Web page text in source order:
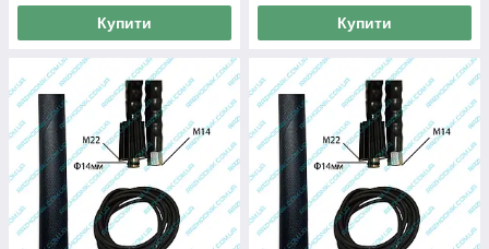
Купити Купити